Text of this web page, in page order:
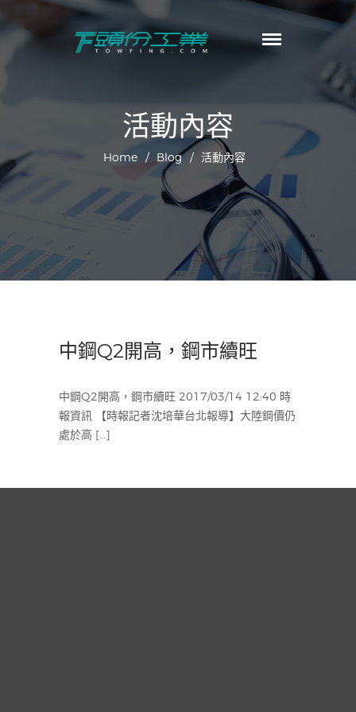
首頁
產品內容
客製規格
最新消息
聯繫我們
TowFing
活動內容
Home / Blog / 活動內容
中鋼Q2開高，鋼市續旺
中鋼Q2開高，鋼市續旺 2017/03/14 12:40 時
報資訊 【時報記者沈培華台北報導】大陸鋼價仍
處於高 […]